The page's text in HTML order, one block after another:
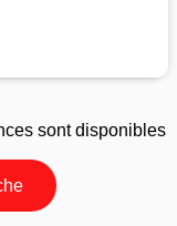
sont disponibles